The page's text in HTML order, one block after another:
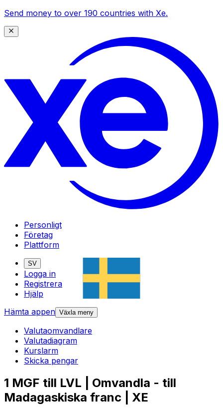
Send money to over 190 countries with Xe.
Personligt
Företag
Plattform
SV
Logga in
Registrera
Hjälp
Hämta appen Växla meny
Valutaomvandlare
Valutadiagram
Kurslarm
Skicka pengar
1 MGF till LVL | Omvandla - till
Madagaskiska franc | XE